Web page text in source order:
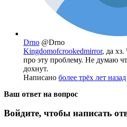
Drno @Drno
Kingdomofcrookedmirror, да хз.
про эту проблему. Не думаю
дохнут.
Написано более трёх лет назад
Ваш ответ на вопрос
Войдите, чтобы написать